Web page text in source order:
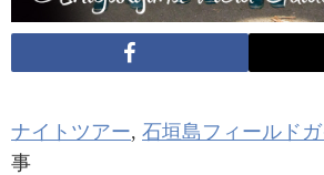
ナイトツアー, 石垣島フィールド
事